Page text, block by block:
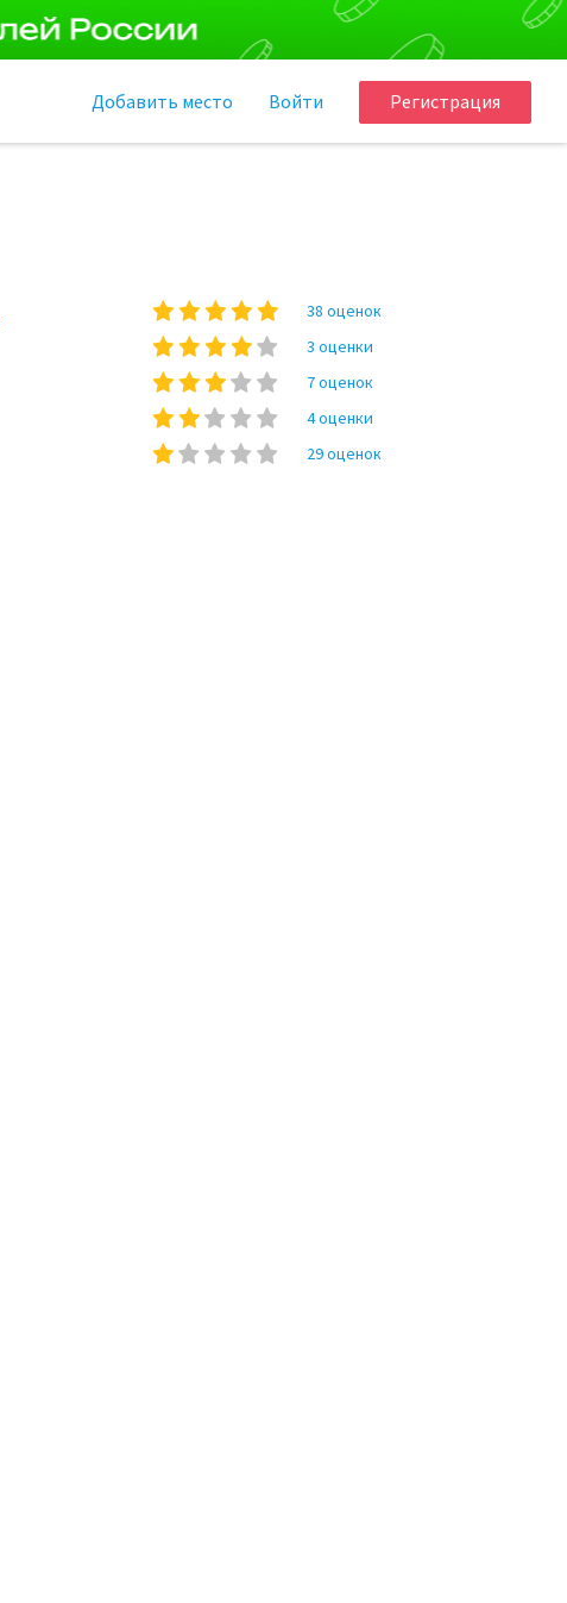
Регистрация
Войти
Добавить место
38 оценок
3 оценки
7 оценок
4 оценки
29 оценок